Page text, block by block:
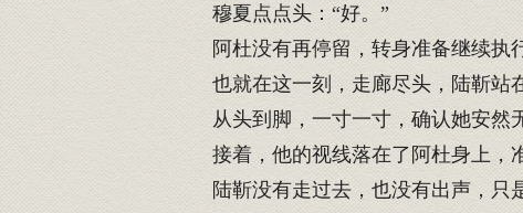
穆夏点点头：“好。”
阿杜没有再停留，转身准备继续执
也就在这一刻，走廊尽头，陆靳站
从头到脚，一寸一寸，确认她安然
接着，他的视线落在了阿杜身上，
陆靳没有走过去，也没有出声，只